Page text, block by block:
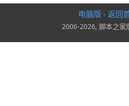
电脑版 - 返回
2006-2026, 脚本之家